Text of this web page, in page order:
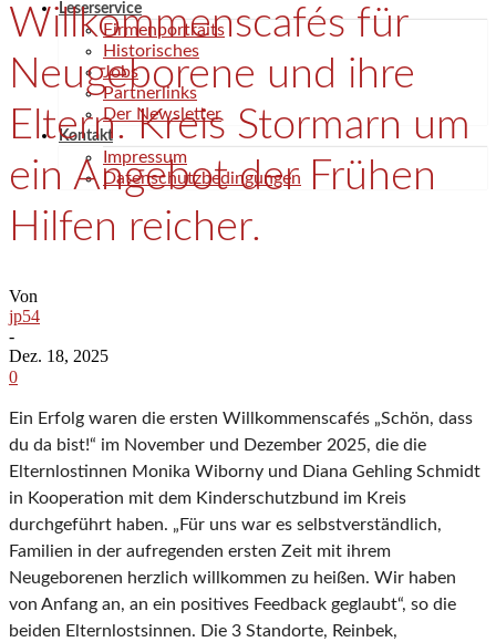
Leserservice
Firmenportraits
Historisches
Jobs
Partnerlinks
Der Newsletter
Kontakt
Impressum
Datenschutzbedingungen
Willkommenscafés für
Neugeborene und ihre
Eltern. Kreis Stormarn um
ein Angebot der Frühen
Hilfen reicher.
Von
jp54
-
Dez. 18, 2025
0
Ein Erfolg waren die ersten Willkommenscafés „Schön, dass
du da bist!“ im November und Dezember 2025, die die
Elternlostinnen Monika Wiborny und Diana Gehling Schmidt
in Kooperation mit dem Kinderschutzbund im Kreis
durchgeführt haben. „Für uns war es selbstverständlich,
Familien in der aufregenden ersten Zeit mit ihrem
Neugeborenen herzlich willkommen zu heißen. Wir haben
von Anfang an, an ein positives Feedback geglaubt“, so die
beiden Elternlostsinnen. Die 3 Standorte, Reinbek,